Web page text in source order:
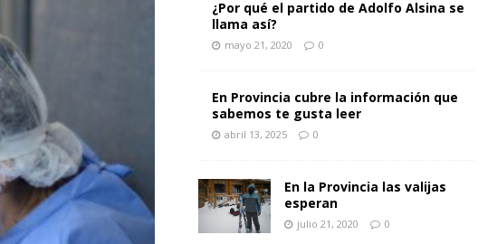
¿Por qué el partido de Adolfo Alsina se
llama así?
mayo 21, 2020 0
En Provincia cubre la información que
sabemos te gusta leer
abril 13, 2025 0
En la Provincia las valijas
esperan
julio 21, 2020 0